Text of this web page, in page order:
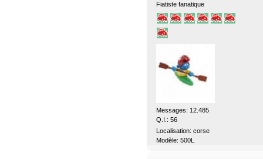
Fiatiste fanatique
Messages: 12.485
Q.I.: 56
Localisation: corse
Modèle: 500L